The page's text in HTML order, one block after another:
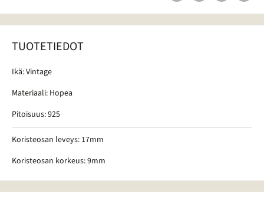
TUOTETIEDOT
Ikä: Vintage
Materiaali: Hopea
Pitoisuus: 925
Koristeosan leveys: 17mm
Koristeosan korkeus: 9mm